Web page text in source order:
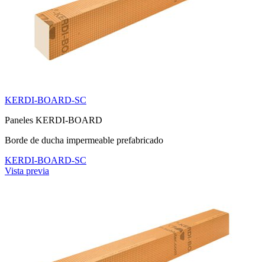
KERDI-BOARD-SC
Paneles KERDI-BOARD
Borde de ducha impermeable prefabricado
KERDI-BOARD-SC
Vista previa